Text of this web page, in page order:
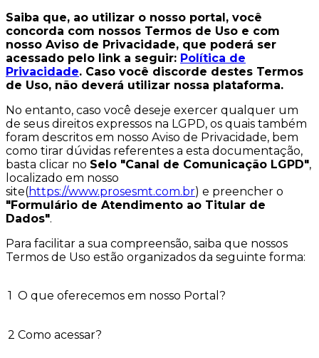
Saiba que, ao utilizar o nosso portal, você
concorda com nossos Termos de Uso e com
nosso Aviso de Privacidade, que poderá ser
acessado pelo link a seguir: Política de
Privacidade. Caso você discorde destes Termos
de Uso, não deverá utilizar nossa plataforma.
No entanto, caso você deseje exercer qualquer um
de seus direitos expressos na LGPD, os quais também
foram descritos em nosso Aviso de Privacidade, bem
como tirar dúvidas referentes a esta documentação,
basta clicar no Selo "Canal de Comunicação LGPD",
localizado em nosso
site(https://www.prosesmt.com.br) e preencher o
"Formulário de Atendimento ao Titular de
Dados".
Para facilitar a sua compreensão, saiba que nossos
Termos de Uso estão organizados da seguinte forma:
1 O que oferecemos em nosso Portal?
2 Como acessar?